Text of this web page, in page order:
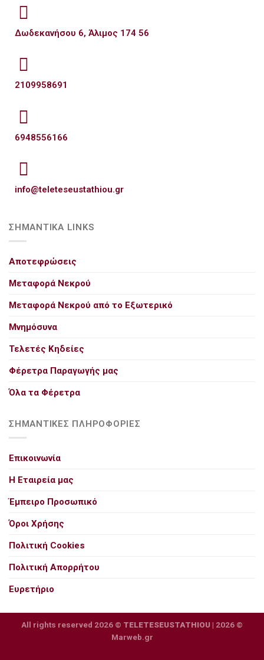
Δωδεκανήσου 6, Άλιμος 174 56
2109958691
6948556166
info@teleteseustathiou.gr
ΣΗΜΑΝΤΙΚΑ LINKS
Αποτεφρώσεις
Μεταφορά Νεκρού
Μεταφορά Νεκρού από το Εξωτερικό
Μνημόσυνα
Τελετές Κηδείες
Φέρετρα Παραγωγής μας
Όλα τα Φέρετρα
ΣΗΜΑΝΤΙΚΕΣ ΠΛΗΡΟΦΟΡΙΕΣ
Επικοινωνία
Η Εταιρεία μας
Έμπειρο Προσωπικό
Όροι Χρήσης
Πολιτική Cookies
Πολιτική Απορρήτου
Ευρετήριο
All rights reserved 2026 © TELETESEUSTATHIOU | 2026 ©
Marweb.gr